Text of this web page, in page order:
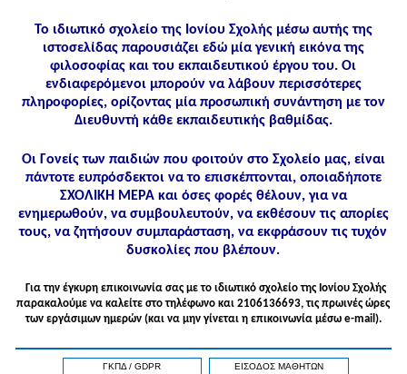
Το ιδιωτικό σχολείο της Ιονίου Σχολής μέσω αυτής της
ιστοσελίδας παρουσιάζει εδώ μία γενική εικόνα της
φιλοσοφίας και του εκπαιδευτικού έργου του. Οι
ενδιαφερόμενοι μπορούν να λάβουν περισσότερες
πληροφορίες, ορίζοντας μία προσωπική συνάντηση με τον
Διευθυντή κάθε εκπαιδευτικής βαθμίδας.
Οι Γονείς των παιδιών που φοιτούν στο Σχολείο μας, είναι
πάντοτε ευπρόσδεκτοι να το επισκέπτονται, οποιαδήποτε
ΣΧΟΛΙΚΗ ΜΕΡΑ και όσες φορές θέλουν, για να
ενημερωθούν, να συμβουλευτούν, να εκθέσουν τις απορίες
τους, να ζητήσουν συμπαράσταση, να εκφράσουν τις τυχόν
δυσκολίες που βλέπουν.
Για την έγκυρη επικοινωνία σας με το ιδιωτικό σχολείο της Ιονίου Σχολής
παρακαλούμε να καλείτε στo τηλέφωνo και 2106136693, τις πρωινές ώρες
των εργάσιμων ημερών (και να μην γίνεται η επικοινωνία μέσω e-mail).
ΓΚΠΔ / GDPR ΕΙΣΟΔΟΣ ΜΑΘΗΤΩΝ